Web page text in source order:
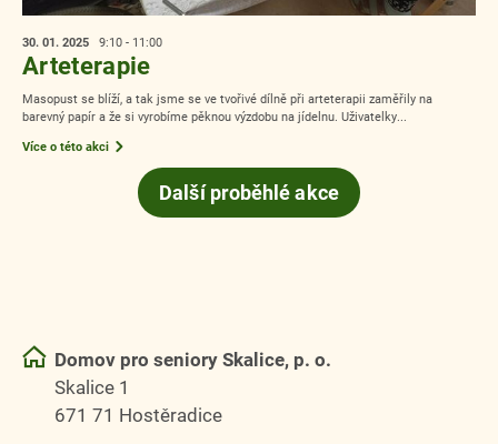
30. 01. 2025 9:10 - 11:00
Arteterapie
Masopust se blíží, a tak jsme se ve tvořivé dílně při arteterapii zaměřily na
barevný papír a že si vyrobíme pěknou výzdobu na jídelnu. Uživatelky...
Více o této akci
Další proběhlé akce
Domov pro seniory Skalice, p. o.
Skalice 1
671 71 Hostěradice